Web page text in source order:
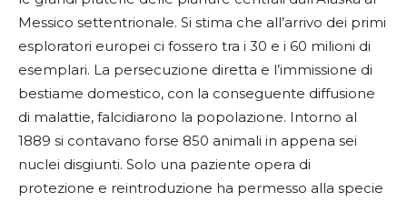
Messico settentrionale. Si stima che all’arrivo dei primi
esploratori europei ci fossero tra i 30 e i 60 milioni di
esemplari. La persecuzione diretta e l’immissione di
bestiame domestico, con la conseguente diffusione
di malattie, falcidiarono la popolazione. Intorno al
1889 si contavano forse 850 animali in appena sei
nuclei disgiunti. Solo una paziente opera di
protezione e reintroduzione ha permesso alla specie